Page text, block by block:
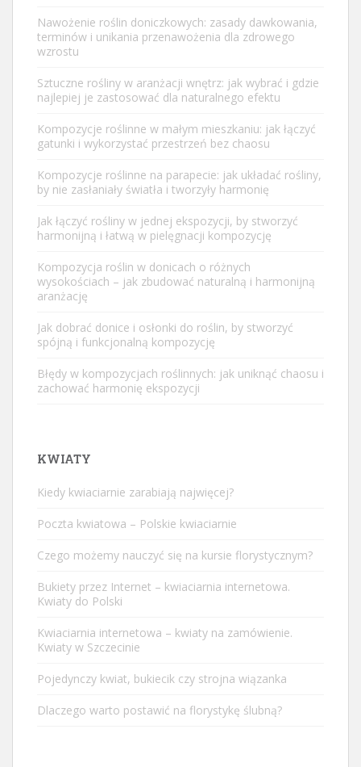
Nawożenie roślin doniczkowych: zasady dawkowania,
terminów i unikania przenawożenia dla zdrowego
wzrostu
Sztuczne rośliny w aranżacji wnętrz: jak wybrać i gdzie
najlepiej je zastosować dla naturalnego efektu
Kompozycje roślinne w małym mieszkaniu: jak łączyć
gatunki i wykorzystać przestrzeń bez chaosu
Kompozycje roślinne na parapecie: jak układać rośliny,
by nie zasłaniały światła i tworzyły harmonię
Jak łączyć rośliny w jednej ekspozycji, by stworzyć
harmonijną i łatwą w pielęgnacji kompozycję
Kompozycja roślin w donicach o różnych
wysokościach – jak zbudować naturalną i harmonijną
aranżację
Jak dobrać donice i osłonki do roślin, by stworzyć
spójną i funkcjonalną kompozycję
Błędy w kompozycjach roślinnych: jak uniknąć chaosu i
zachować harmonię ekspozycji
KWIATY
Kiedy kwiaciarnie zarabiają najwięcej?
Poczta kwiatowa – Polskie kwiaciarnie
Czego możemy nauczyć się na kursie florystycznym?
Bukiety przez Internet – kwiaciarnia internetowa.
Kwiaty do Polski
Kwiaciarnia internetowa – kwiaty na zamówienie.
Kwiaty w Szczecinie
Pojedynczy kwiat, bukiecik czy strojna wiązanka
Dlaczego warto postawić na florystykę ślubną?